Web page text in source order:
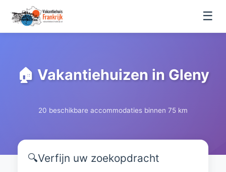
☰
🏠 Vakantiehuizen in Gleny
20 beschikbare accommodaties binnen 75 km
🔍Verfijn uw zoekopdracht